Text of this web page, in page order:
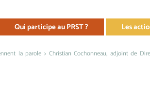
Qui participe au PRST ? Les
la parole > Christian Cochonneau, adjoint de